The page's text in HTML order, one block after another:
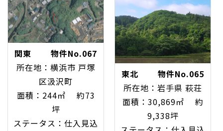
関東 物件No.067
所在地：横浜市 戸塚
区汲沢町
面積：244㎡ 約73
坪
ステータス：仕入見込
東北 物件No.065
所在地：岩手県 萩荘
面積：30,869㎡ 約
9,338坪